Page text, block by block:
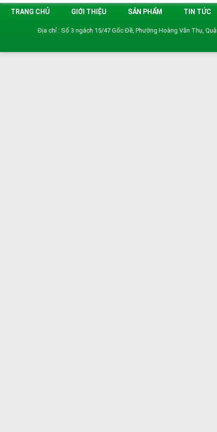
TRANG CHỦ GIỚI THIỆU SẢN PHẨM TIN TỨC
Địa chỉ : Số 3 ngách 15/47 Gốc Đề, Phường Hoàng Văn Thụ,